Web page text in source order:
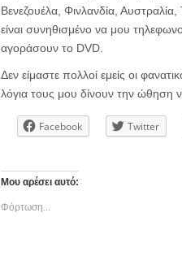
Βενεζουέλα, Φινλανδία, Αυστραλία,
είναι συνηθισμένο να μου
αγοράσουν το DVD.
Δεν είμαστε πολλοί εμείς οι
λόγια τους μου δίνουν την ώθηση
Facebook Twitter
Μου αρέσει αυτό:
Φόρτωση...